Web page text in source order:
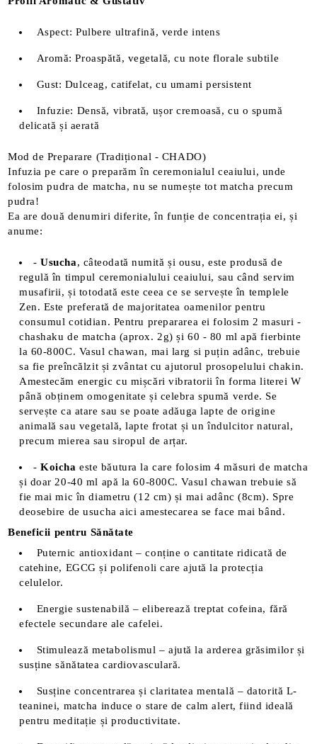
Aspect: Pulbere ultrafină, verde intens
Aromă: Proaspătă, vegetală, cu note florale subtile
Gust: Dulceag, catifelat, cu umami persistent
Infuzie: Densă, vibrată, ușor cremoasă, cu o spumă
delicată și aerată
Mod de Preparare (Tradițional - CHADO)
Infuzia pe care o preparăm în ceremonialul ceaiului, unde
folosim pudra de matcha, nu se numește tot matcha precum
pudra!
Ea are două denumiri diferite, în funție de concentrația ei, și
anume:
-Usucha, câteodată numită și ousu, este produsă de
regulă în timpul ceremonialului ceaiului, sau când servim
musafirii, și totodată este ceea ce se servește în templele
Zen. Este preferată de majoritatea oamenilor pentru
consumul cotidian. Pentru prepararea ei folosim 2 masuri -
chashaku de matcha (aprox. 2g) și 60 - 80 ml apă fierbinte
la 60-800C. Vasul chawan, mai larg si puțin adânc, trebuie
sa fie preîncălzit și zvântat cu ajutorul prosopelului chakin.
Amestecăm energic cu mișcări vibratorii în forma literei W
până obținem omogenitate și celebra spumă verde. Se
servește ca atare sau se poate adăuga lapte de origine
animală sau vegetală, lapte frotat și un îndulcitor natural,
precum mierea sau siropul de arțar.
-Koichaeste băutura la care folosim 4 măsuri de matcha
și doar 20-40 ml apă la 60-800C. Vasul chawan trebuie să
fie mai mic în diametru (12 cm) și mai adânc (8cm). Spre
deosebire de usucha aici amestecarea se face mai bând.
Beneficii pentru Sănătate
Puternic antioxidant – conține o cantitate ridicată de
catehine, EGCG și polifenoli care ajută la protecția
celulelor.
Energie sustenabilă – eliberează treptat cofeina, fără
efectele secundare ale cafelei.
Stimulează metabolismul – ajută la arderea grăsimilor și
susține sănătatea cardiovasculară.
Susține concentrarea și claritatea mentală – datorită L-
teaninei, matcha induce o stare de calm alert, fiind ideală
pentru meditație și productivitate.